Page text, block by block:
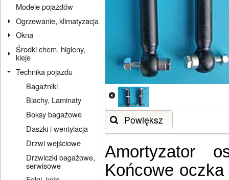
Modele pojazdów
Ogrzewanie, klimatyzacja
Okna
Środki chem. higieny,
kleje
Technika pojazdu
Bagażniki
Blachy, Laminaty
Boksy bagażowe
Daszki i wentylacja
Drzwi wejściowe
Drzwiczki bagażowe,
serwisowe
Powiększ
Amortyzator
Końcowe